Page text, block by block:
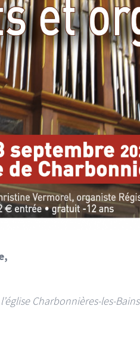
Charbonnières-les-Bains